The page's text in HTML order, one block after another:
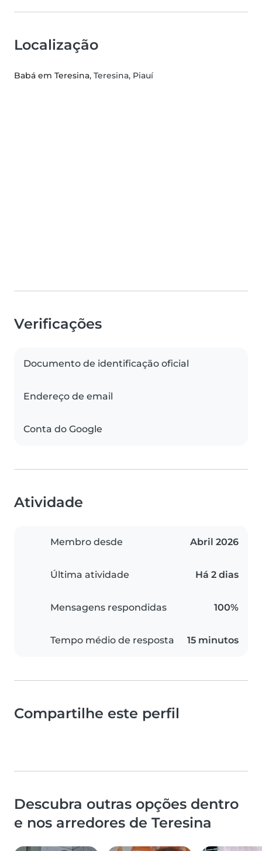
Localização
Babá em Teresina, Teresina, Piauí
Verificações
Documento de identificação oficial
Endereço de email
Conta do Google
Atividade
Membro desde Abril 2026
Última atividade Há 2 dias
Mensagens respondidas 100%
Tempo médio de resposta 15 minutos
Compartilhe este perfil
Descubra outras opções dentro
e nos arredores de Teresina